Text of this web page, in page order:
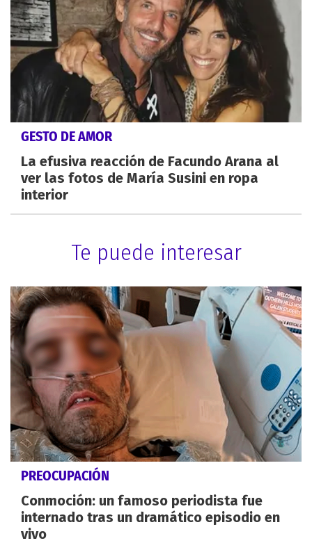
GESTO DE AMOR
La efusiva reacción de Facundo Arana al
ver las fotos de María Susini en ropa
interior
Te puede interesar
PREOCUPACIÓN
Conmoción: un famoso periodista fue
internado tras un dramático episodio en
vivo